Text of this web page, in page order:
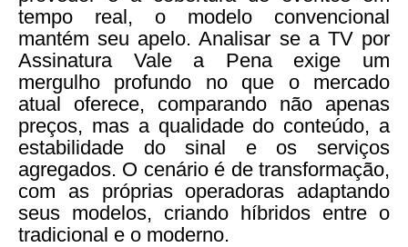
tempo real, o modelo convencional
mantém seu apelo. Analisar se a TV por
Assinatura Vale a Pena exige um
mergulho profundo no que o mercado
atual oferece, comparando não apenas
preços, mas a qualidade do conteúdo, a
estabilidade do sinal e os serviços
agregados. O cenário é de transformação,
com as próprias operadoras adaptando
seus modelos, criando híbridos entre o
tradicional e o moderno.